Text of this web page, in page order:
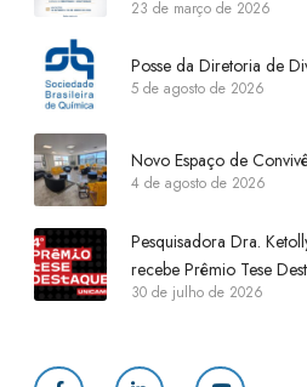
23 de março de 2026
Posse da Diretoria de
5 de agosto de 2026
Novo Espaço de
4 de agosto de 2026
Pesquisadora Dra.
recebe Prêmio Tese
30 de julho de 2026